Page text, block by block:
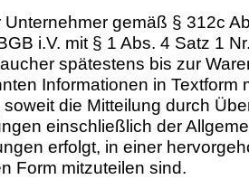
gemäß § 312c
i.V. mit § 1 Abs. 4 Satz 1
spätestens bis zur
Informationen in Textform
die Mitteilung durch
einschließlich der
erfolgt, in einer
Form mitzuteilen sind.